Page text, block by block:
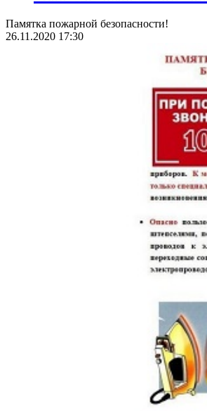
Памятка пожарной безопасности!
26.11.2020 17:30